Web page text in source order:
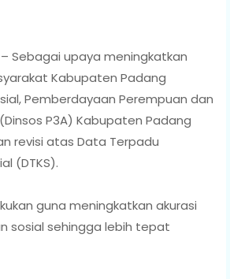
– Sebagai upaya meningkatkan
Kabupaten Padang
Pemberdayaan Perempuan dan
P3A) Kabupaten Padang
revisi atas Data Terpadu
(DTKS).
guna meningkatkan akurasi
sosial sehingga lebih tepat